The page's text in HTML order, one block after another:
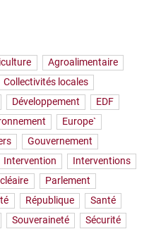
Agroalimentaire
Collectivités locales
Développement
EDF
Europe`
Gouvernement
Intervention
Interventions
Parlement
République
Santé
Souveraineté
Sécurité